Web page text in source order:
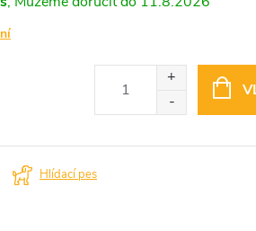
Hlídací pes